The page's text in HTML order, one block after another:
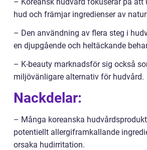
hud och främjar ingredienser av
– Den användning av flera steg i
en djupgående och heltäckande
– K-beauty marknadsför sig också
miljövänligare alternativ för hudvård.
Nackdelar:
– Många koreanska
potentiellt allergiframkallande
orsaka hudirritation.